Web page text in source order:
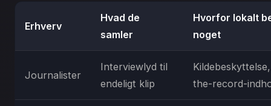
Erhverv
Hvad de
samler
Hvorfor lokalt
noget
Journalister
Interviewlyd til
endeligt klip
the-record-